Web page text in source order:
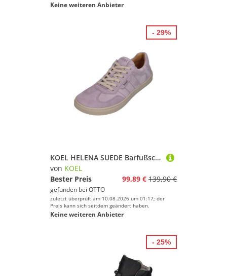
Keine weiteren Anbieter
KOEL HELENA SUEDE Barfußschuh Lavendel
von KOEL
Bester Preis
99,89 € 139,90 €
gefunden bei OTTO
zuletzt überprüft am 10.08.2026 um 01:17; der
Preis kann sich seitdem geändert haben.
Keine weiteren Anbieter
- 29%
- 25%